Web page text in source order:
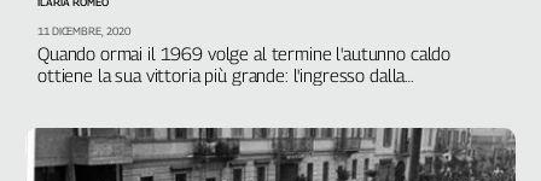
Quando ormai il 1969 volge al termine l'autunno caldo
ottiene la sua vittoria più grande: l'ingresso dalla
di Piazza Fontana
11 DICEMBRE, 2020